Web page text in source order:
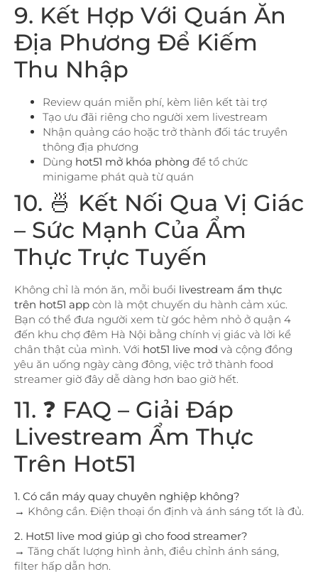
9. Kết Hợp Với Quán Ăn
Địa Phương Để Kiếm
Thu Nhập
Review quán miễn phí, kèm liên kết tài trợ
Tạo ưu đãi riêng cho người xem livestream
Nhận quảng cáo hoặc trở thành đối tác truyền
thông địa phương
Dùng hot51 mở khóa phòng để tổ chức
minigame phát quà từ quán
10. 🍜 Kết Nối Qua Vị Giác
– Sức Mạnh Của Ẩm
Thực Trực Tuyến
Không chỉ là món ăn, mỗi buổi livestream ẩm thực
trên hot51 app còn là một chuyến du hành cảm xúc.
Bạn có thể đưa người xem từ góc hẻm nhỏ ở quận 4
đến khu chợ đêm Hà Nội bằng chính vị giác và lời kể
chân thật của mình. Với hot51 live mod và cộng đồng
yêu ăn uống ngày càng đông, việc trở thành food
streamer giờ đây dễ dàng hơn bao giờ hết.
11. ❓ FAQ – Giải Đáp
Livestream Ẩm Thực
Trên Hot51
1. Có cần máy quay chuyên nghiệp không?
→ Không cần. Điện thoại ổn định và ánh sáng tốt là đủ.
2. Hot51 live mod giúp gì cho food streamer?
→ Tăng chất lượng hình ảnh, điều chỉnh ánh sáng,
filter hấp dẫn hơn.